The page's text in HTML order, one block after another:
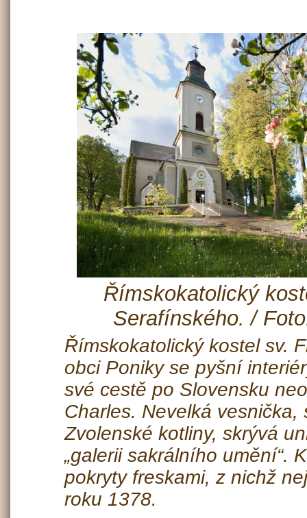
Římskokatolický
Serafínského. /
Římskokatolický kostel sv.
obci Poniky se pyšní
své cestě po Slovensku
Charles. Nevelká vesnička,
Zvolenské kotliny, skrývá
„galerii sakrálního umění“.
pokryty freskami, z nichž
roku 1378.